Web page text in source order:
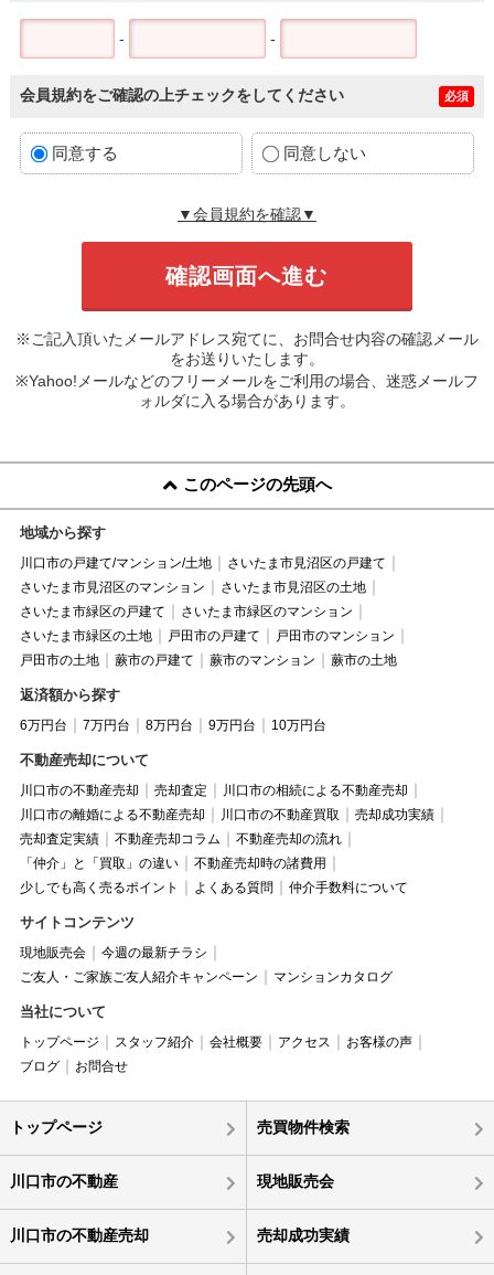
- -
会員規約をご確認の上チェックをしてください 必須
同意する 同意しない
▼会員規約を確認▼
※ご記入頂いたメールアドレス宛てに、お問合せ内容の確認メール
をお送りいたします。
※Yahoo!メールなどのフリーメールをご利用の場合、迷惑メールフ
ォルダに入る場合があります。
このページの先頭へ
地域から探す
川口市の戸建て/マンション/土地
さいたま市見沼区の戸建て
さいたま市見沼区のマンション
さいたま市見沼区の土地
さいたま市緑区の戸建て
さいたま市緑区のマンション
さいたま市緑区の土地
戸田市の戸建て
戸田市のマンション
戸田市の土地
蕨市の戸建て 蕨市のマンション 蕨市の土地
返済額から探す
6万円台 7万円台 8万円台 9万円台 10万円台
不動産売却について
川口市の不動産売却 売却査定
川口市の相続による不動産売却
川口市の離婚による不動産売却
川口市の不動産買取
売却成功実績
売却査定実績
不動産売却コラム
不動産売却の流れ
「仲介」と「買取」の違い
不動産売却時の諸費用
少しでも高く売るポイント
よくある質問 仲介手数料について
サイトコンテンツ
現地販売会
今週の最新チラシ
ご友人・ご家族ご友人紹介キャンペーン
マンションカタログ
当社について
トップページ スタッフ紹介 会社概要 アクセス
お客様の声
ブログ
お問合せ
トップページ 売買物件検索
川口市の不動産 現地販売会
川口市の不動産売却 売却成功実績